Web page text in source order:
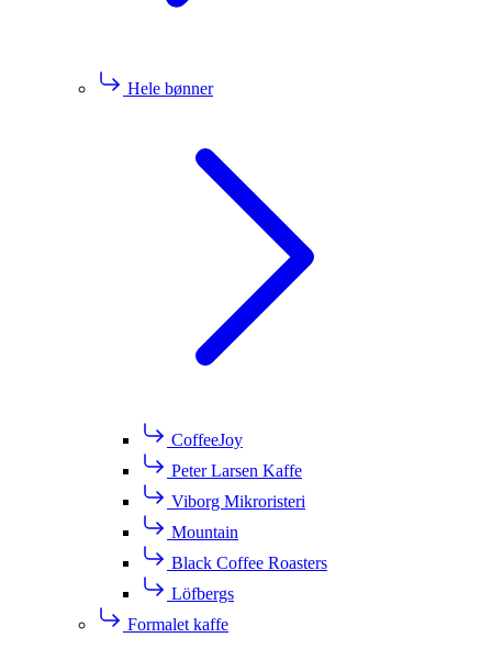
Hele bønner
CoffeeJoy
Peter Larsen Kaffe
Viborg Mikroristeri
Mountain
Black Coffee Roasters
Löfbergs
Formalet kaffe